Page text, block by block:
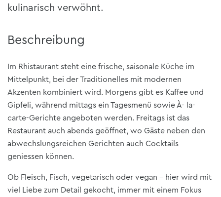
kulinarisch verwöhnt.
Beschreibung
Im Rhistaurant steht eine frische, saisonale Küche im
Mittelpunkt, bei der Traditionelles mit modernen
Akzenten kombiniert wird. Morgens gibt es Kaffee und
Gipfeli, während mittags ein Tagesmenü sowie À- la-
carte-Gerichte angeboten werden. Freitags ist das
Restaurant auch abends geöffnet, wo Gäste neben den
abwechslungsreichen Gerichten auch Cocktails
geniessen können.
Ob Fleisch, Fisch, vegetarisch oder vegan – hier wird mit
viel Liebe zum Detail gekocht, immer mit einem Fokus